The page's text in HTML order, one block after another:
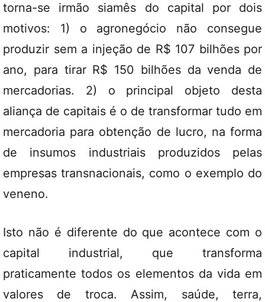
torna-se irmão siamês do capital por dois
motivos: 1) o agronegócio não consegue
produzir sem a injeção de R$ 107 bilhões por
ano, para tirar R$ 150 bilhões da venda de
mercadorias. 2) o principal objeto desta
aliança de capitais é o de transformar tudo em
mercadoria para obtenção de lucro, na forma
de insumos industriais produzidos pelas
empresas transnacionais, como o exemplo do
veneno.
Isto não é diferente do que acontece com o
capital industrial, que transforma
praticamente todos os elementos da vida em
valores de troca. Assim, saúde, terra,